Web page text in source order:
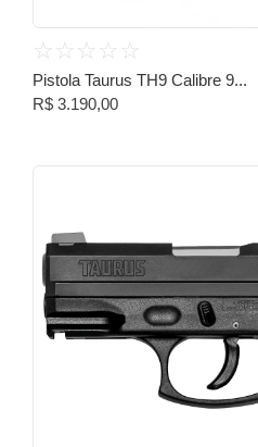
☆ ☆ ☆ ☆ ☆
Pistola Taurus TH9 Calibre 9...
R$ 3.190,00